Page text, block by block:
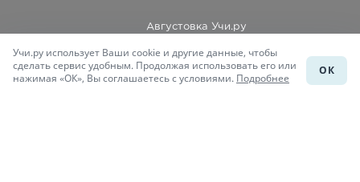
Августовка Учи.ру
Каталог школ
Подготовка к уроку
Учи.ру использует Ваши cookie и другие данные, чтобы
сделать сервис удобным. Продолжая использовать его или
нажимая «ОК», Вы соглашаетесь с условиями. Подробнее
ОК